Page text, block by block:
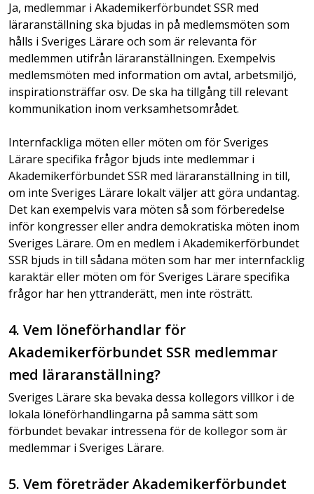
Ja, medlemmar i Akademikerförbundet SSR med
läraranställning ska bjudas in på medlemsmöten som
hålls i Sveriges Lärare och som är relevanta för
medlemmen utifrån läraranställningen. Exempelvis
medlemsmöten med information om avtal, arbetsmiljö,
inspirationsträffar osv. De ska ha tillgång till relevant
kommunikation inom verksamhetsområdet.
Internfackliga möten eller möten om för Sveriges
Lärare specifika frågor bjuds inte medlemmar i
Akademikerförbundet SSR med läraranställning in till,
om inte Sveriges Lärare lokalt väljer att göra undantag.
Det kan exempelvis vara möten så som förberedelse
inför kongresser eller andra demokratiska möten inom
Sveriges Lärare. Om en medlem i Akademikerförbundet
SSR bjuds in till sådana möten som har mer internfacklig
karaktär eller möten om för Sveriges Lärare specifika
frågor har hen yttranderätt, men inte rösträtt.
4. Vem löneförhandlar för
Akademikerförbundet SSR medlemmar
med läraranställning?
Sveriges Lärare ska bevaka dessa kollegors villkor i de
lokala löneförhandlingarna på samma sätt som
förbundet bevakar intressena för de kollegor som är
medlemmar i Sveriges Lärare.
5. Vem företräder Akademikerförbundet